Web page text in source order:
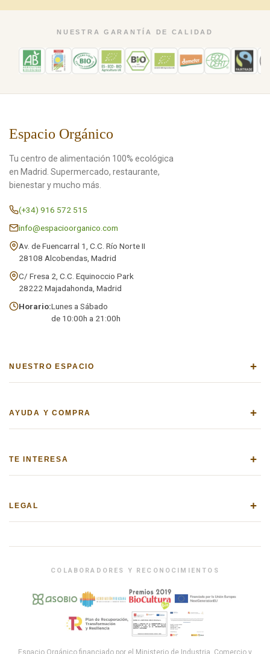
NUESTRA GARANTÍA DE CALIDAD
Espacio Orgánico
Tu centro de alimentación 100% ecológica
en Madrid. Supermercado, restaurante,
bienestar y mucho más.
(+34) 916 572 515
info@espacioorganico.com
Av. de Fuencarral 1, C.C. Río Norte II
28108 Alcobendas, Madrid
C/ Fresa 2, C.C. Equinoccio Park
28222 Majadahonda, Madrid
Horario:Lunes a Sábado
de 10:00h a 21:00h
NUESTRO ESPACIO +
AYUDA Y COMPRA +
TE INTERESA +
LEGAL +
COLABORADORES Y RECONOCIMIENTOS
Espacio Orgánico financiado por el Ministerio de Industria, Comercio y